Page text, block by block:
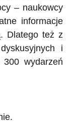
– naukowcy
informacje
Dlatego też z
i
wydarzeń